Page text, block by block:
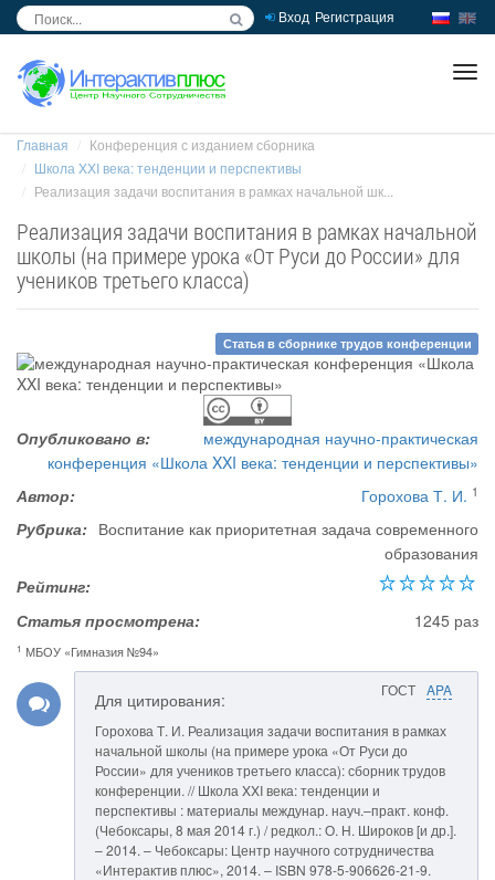
Вход Регистрация
Главная
Конференция с изданием сборника
Школа XXI века: тенденции и перспективы
Реализация задачи воспитания в рамках начальной шк...
Реализация задачи воспитания в рамках начальной
школы (на примере урока «От Руси до России» для
учеников третьего класса)
Статья в сборнике трудов конференции
Опубликовано в:
международная научно-практическая
конференция «Школа XXI века: тенденции и перспективы»
Автор:
Горохова Т. И. 1
Рубрика: Воспитание как приоритетная задача современного
образования
Рейтинг:
Статья просмотрена:
1245 раз
1 МБОУ «Гимназия №94»
ГОСТ APA
Для цитирования:
Горохова Т. И. Реализация задачи воспитания в рамках
начальной школы (на примере урока «От Руси до
России» для учеников третьего класса): сборник трудов
конференции. // Школа XXI века: тенденции и
перспективы : материалы междунар. науч.–практ. конф.
(Чебоксары, 8 мая 2014 г.) / редкол.: О. Н. Широков [и др.].
– 2014. – Чебоксары: Центр научного сотрудничества
«Интерактив плюс», 2014. – ISBN 978-5-906626-21-9.